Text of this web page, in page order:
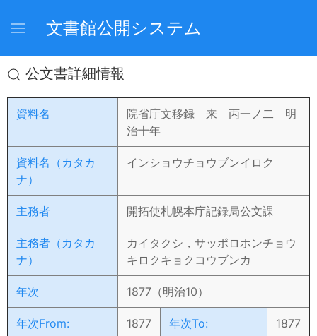
文書館公開システム
公文書詳細情報
資料名
院省庁文移録 来 丙一ノ二 明
治十年
資料名（カタカ
ナ）
インショウチョウブンイロク
主務者 開拓使札幌本庁記録局公文課
主務者（カタカ
ナ）
カイタクシ，サッポロホンチョウ
キロクキョクコウブンカ
年次 1877（明治10）
年次From: 1877 年次To: 1877